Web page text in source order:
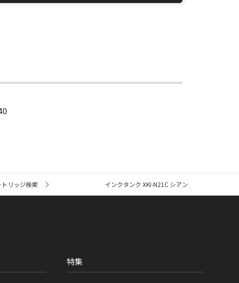
リッジ検索 インクタンク XKI-N21C シアン
特集